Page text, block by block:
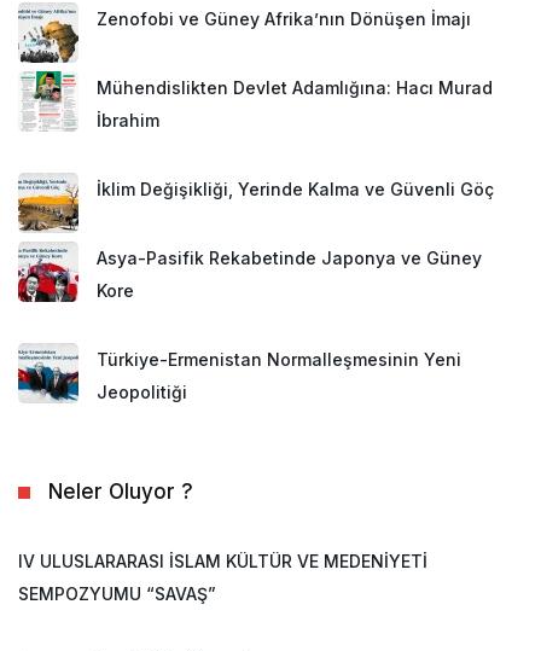
Zenofobi ve Güney Afrika’nın Dönüşen İmajı
Mühendislikten Devlet Adamlığına: Hacı Murad
İbrahim
İklim Değişikliği, Yerinde Kalma ve Güvenli Göç
Asya-Pasifik Rekabetinde Japonya ve Güney
Kore
Türkiye-Ermenistan Normalleşmesinin Yeni
Jeopolitiği
Neler Oluyor ?
IV ULUSLARARASI İSLAM KÜLTÜR VE MEDENİYETİ
SEMPOZYUMU “SAVAŞ”